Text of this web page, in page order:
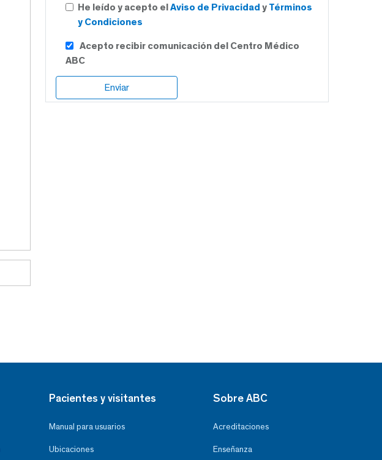
He leído y acepto elAviso de Privacidad y Términos
y Condiciones
Acepto recibir comunicación del Centro Médico
ABC
Pacientes y visitantes
Manual para usuarios
Ubicaciones
Sobre ABC
Acreditaciones
Enseñanza